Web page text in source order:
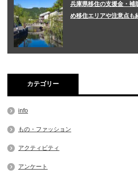
兵庫県移住の支援金・補
め移住エリアや注意点も
カテゴリー
info
もの・ファッション
アクティビティ
アンケート